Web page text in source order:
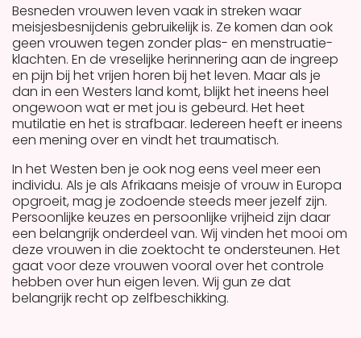
Besneden vrouwen leven vaak in streken waar
meisjesbesnijdenis gebruikelijk is. Ze komen dan ook
geen vrouwen tegen zonder plas- en menstruatie-
klachten. En de vreselijke herinnering aan de ingreep
en pijn bij het vrijen horen bij het leven. Maar als je
dan in een Westers land komt, blijkt het ineens heel
ongewoon wat er met jou is gebeurd. Het heet
mutilatie en het is strafbaar. Iedereen heeft er ineens
een mening over en vindt het traumatisch.
In het Westen ben je ook nog eens veel meer een
individu. Als je als Afrikaans meisje of vrouw in Europa
opgroeit, mag je zodoende steeds meer jezelf zijn.
Persoonlijke keuzes en persoonlijke vrijheid zijn daar
een belangrijk onderdeel van. Wij vinden het mooi om
deze vrouwen in die zoektocht te ondersteunen. Het
gaat voor deze vrouwen vooral over het controle
hebben over hun eigen leven. Wij gun ze dat
belangrijk recht op zelfbeschikking.